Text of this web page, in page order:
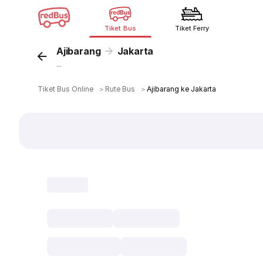
Tiket Bus Tiket Ferry
Ajibarang Jakarta
...
Tiket Bus Online ＞ Rute Bus ＞Ajibarang ke Jakarta